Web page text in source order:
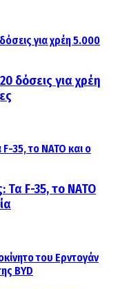
δόσεις για χρέη
Τα F-35, το ΝΑΤΟ